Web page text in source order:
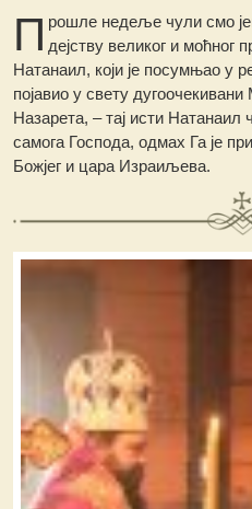
П рошле недеље чули смо
дејству великог и моћног
Натанаил, који је посумњао у
појавио у свету
Назарета, – тај исти Натанаил
самога Господа, одмах Га је
Божјег и цара Израиљева.